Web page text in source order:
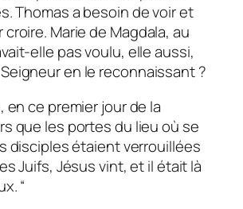
Thomas a besoin de voir et
Marie de Magdala, au
elle pas voulu, elle aussi,
en le reconnaissant ?
en ce premier jour de la
que les portes du lieu où se
disciples étaient verrouillées
Juifs, Jésus vint, et il était là
“